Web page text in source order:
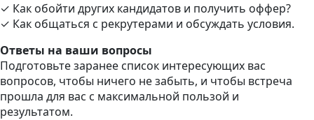
✓ Как обойти других кандидатов и получить оффер?
✓ Как общаться с рекрутерами и обсуждать условия.
Ответы на ваши вопросы
Подготовьте заранее список интересующих вас
вопросов, чтобы ничего не забыть, и чтобы встреча
прошла для вас с максимальной пользой и
результатом.